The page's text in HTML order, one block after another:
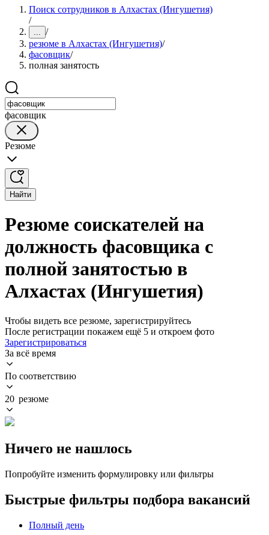
Поиск сотрудников в Алхастах (Ингушетия)
/
... /
резюме в Алхастах (Ингушетия)/
фасовщик/
полная занятость
фасовщик
Резюме
Найти
Резюме соискателей на
должность фасовщика с
полной занятостью в
Алхастах (Ингушетия)
Чтобы видеть все резюме, зарегистрируйтесь
После регистрации покажем ещё 5 и откроем фото
Зарегистрироваться
За всё время
По соответствию
20 резюме
Ничего не нашлось
Попробуйте изменить формулировку или фильтры
Быстрые фильтры подбора вакансий
Полный день